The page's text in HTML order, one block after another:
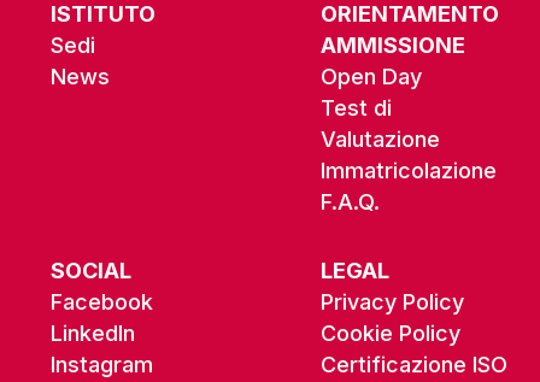
ISTITUTO
Sedi
News
ORIENTAMENTO
AMMISSIONE
Open Day
Test di
Valutazione
Immatricolazione
F.A.Q.
SOCIAL
Facebook
LinkedIn
Instagram
LEGAL
Privacy Policy
Cookie Policy
Certificazione ISO